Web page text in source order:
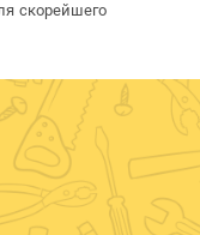
скорейшего